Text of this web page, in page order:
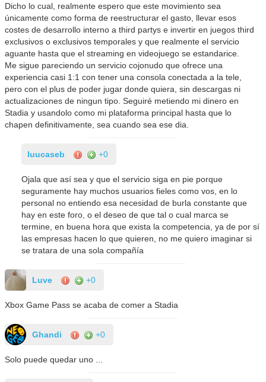
Dicho lo cual, realmente espero que este movimiento sea
únicamente como forma de reestructurar el gasto, llevar esos
costes de desarrollo interno a third partys e invertir en juegos third
exclusivos o exclusivos temporales y que realmente el servicio
aguante hasta que el streaming en videojuego se estandarice.
Me sigue pareciendo un servicio cojonudo que ofrece una
experiencia casi 1:1 con tener una consola conectada a la tele,
pero con el plus de poder jugar donde quiera, sin descargas ni
actualizaciones de ningun tipo. Seguiré metiendo mi dinero en
Stadia y usandolo como mi plataforma principal hasta que lo
chapen definitivamente, sea cuando sea ese dia.
luucaseb +0
Ojala que así sea y que el servicio siga en pie porque
seguramente hay muchos usuarios fieles como vos, en lo
personal no entiendo esa necesidad de burla constante que
hay en este foro, o el deseo de que tal o cual marca se
termine, en buena hora que exista la competencia, ya de por sí
las empresas hacen lo que quieren, no me quiero imaginar si
se tratara de una sola compañía
Luve +0
Xbox Game Pass se acaba de comer a Stadia
Ghandi +0
Solo puede quedar uno ...